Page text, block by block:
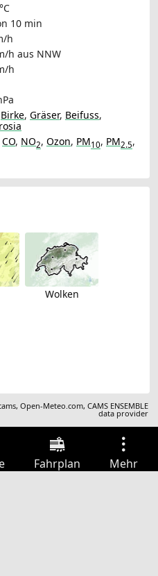
10 min
h
h aus NNW
h
Birke, Gräser, Beifuss,
CO, NO2, Ozon, PM10, PM2.5,
Wolken
,Open-Meteo.com,CAMS ENSEMBLE
data provider
Fahrplan Mehr